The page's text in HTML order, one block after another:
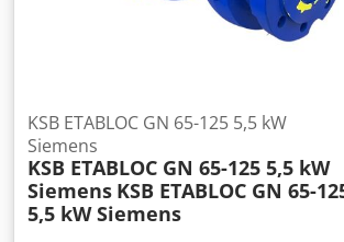
KSB ETABLOC GN 65-125 5,5 kW
Siemens
KSB ETABLOC GN 65-125 5,5 kW
Siemens KSB ETABLOC GN 65-
5,5 kW Siemens